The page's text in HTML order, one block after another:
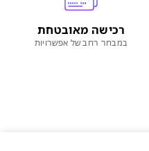
רכישה מאובטחת
במבחר רחב של אפשרויות